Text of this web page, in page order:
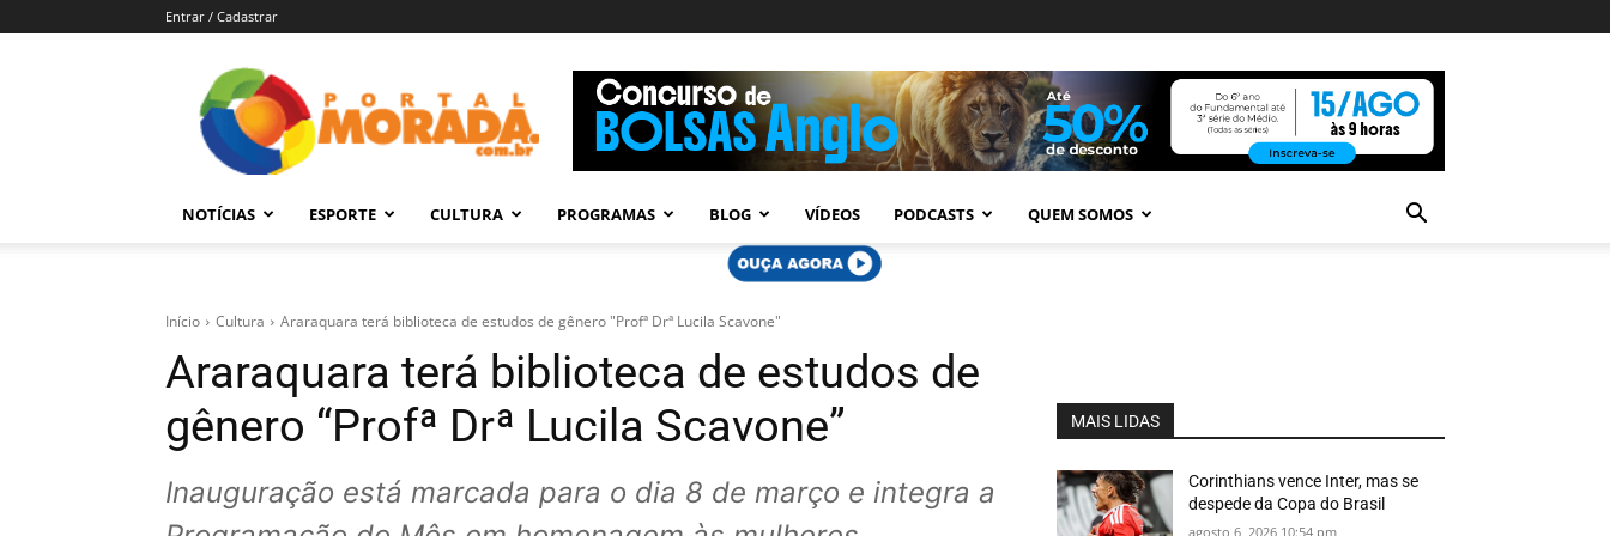
Entrar / Cadastrar
Morada
–
Araraquara
NOTÍCIAS ESPORTE CULTURA PROGRAMAS BLOG VÍDEOS PODCASTS QUEM SOMOS
Início Cultura Araraquara terá biblioteca de estudos de gênero "Profª Drª Lucila Scavone"
Araraquara terá biblioteca de estudos de
gênero “Profª Drª Lucila Scavone”
Inauguração está marcada para o dia 8 de março e integra a
MAIS LIDAS
Corinthians vence Inter, mas se
despede da Copa do Brasil
agosto 6, 2026 10:54 pm